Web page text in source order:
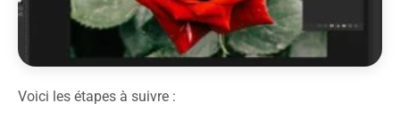
Voici les étapes à suivre :